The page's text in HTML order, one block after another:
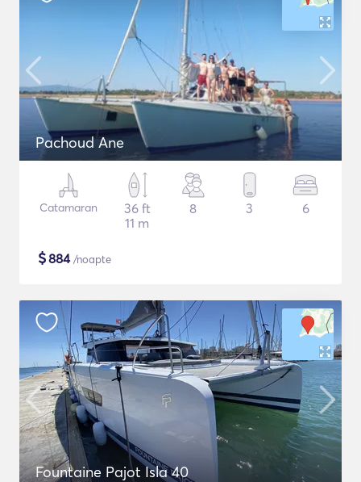
Pachoud Ane
Catamaran
36 ft
11 m
8 3 6
$884/noapte
Fountaine Pajot Isla 40